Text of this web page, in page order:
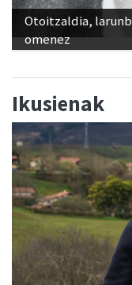
Otoitzaldia,
omenez
Ikusienak